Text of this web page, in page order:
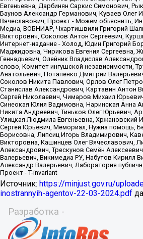
Источник: https://minjust.gov.ru/
inostrannyih-agentov-22-03-2024.pdf
Разработка -